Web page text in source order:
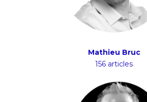
Mathieu Bruc
156 articles